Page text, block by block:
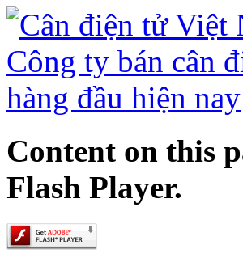
Content on this
Flash Player.